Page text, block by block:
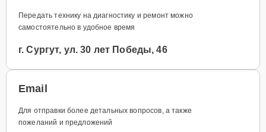
Передать технику на диагностику и ремонт можно
самостоятельно в удобное время
г. Сургут, ул. 30 лет Победы, 46
Email
Для отправки более детальных вопросов, а также
пожеланий и предложений